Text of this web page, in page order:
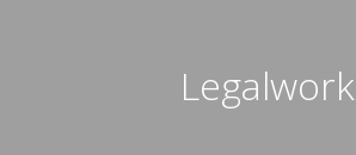
Legalwork